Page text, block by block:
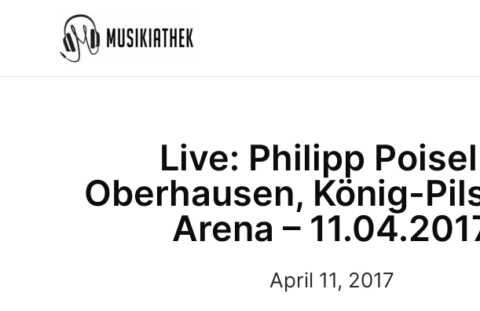
Live: Philipp
Oberhausen, König-
Arena –
April 11, 2017